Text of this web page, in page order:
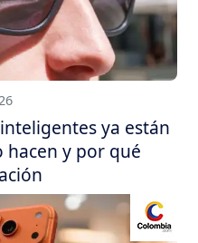
ya están
hacen y por qué